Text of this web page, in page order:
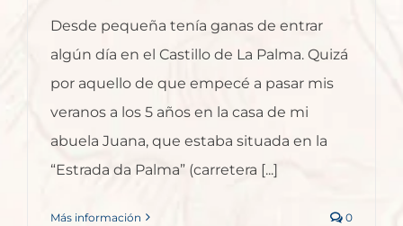
Desde pequeña tenía ganas de entrar
algún día en el Castillo de La Palma. Quizá
por aquello de que empecé a pasar mis
veranos a los 5 años en la casa de mi
abuela Juana, que estaba situada en la
“Estrada da Palma” (carretera [...]
Más información 0